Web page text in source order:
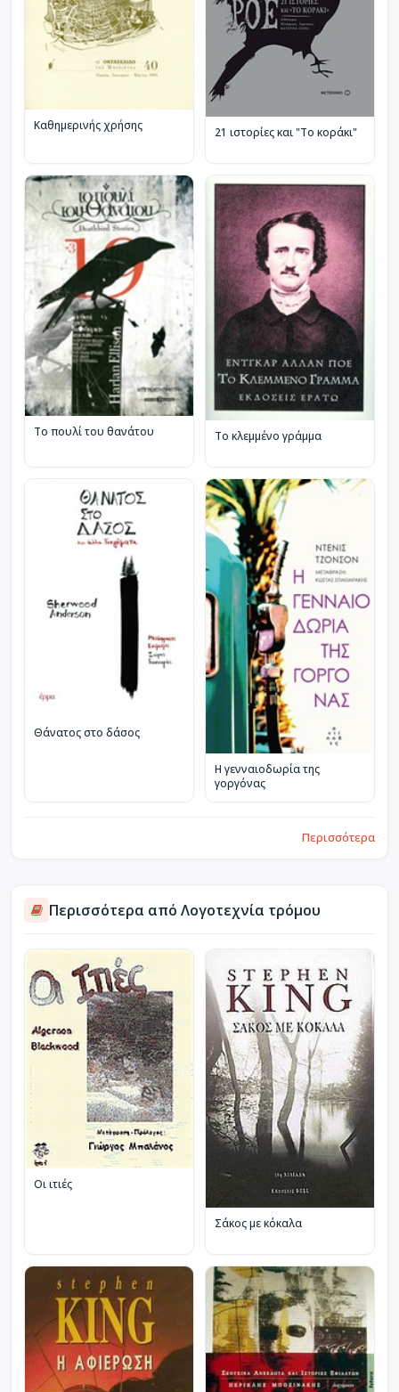
Καθημερινής χρήσης 21 ιστορίες και "Το κοράκι"
Το πουλί του θανάτου Το κλεμμένο γράμμα
Θάνατος στο δάσος
Η γενναιοδωρία της
γοργόνας
Περισσότερα
Περισσότερα από Λογοτεχνία τρόμου
Οι ιτιές
Σάκος με κόκαλα